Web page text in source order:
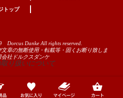
トップ
Dorcus Danke All rights reserved.
章の無断使用・転載等・固くお断り致しま
会社ドルクスダンケ
り扱いについて